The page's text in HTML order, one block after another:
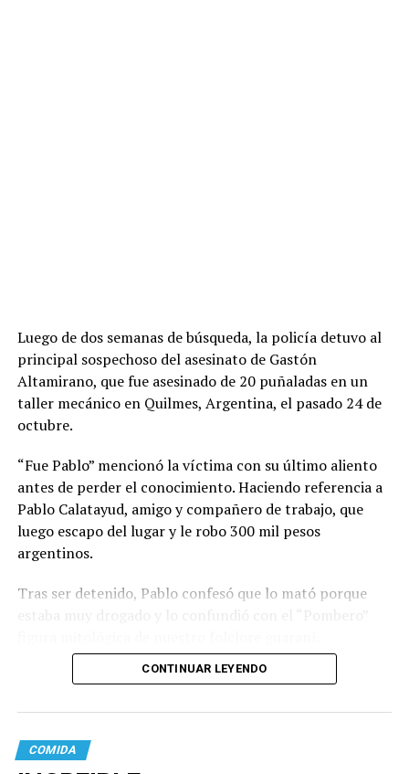
Luego de dos semanas de búsqueda, la policía detuvo al
principal sospechoso del asesinato de Gastón
Altamirano, que fue asesinado de 20 puñaladas en un
taller mecánico en Quilmes, Argentina, el pasado 24 de
octubre.
“Fue Pablo” mencionó la víctima con su último aliento
antes de perder el conocimiento. Haciendo referencia a
Pablo Calatayud, amigo y compañero de trabajo, que
luego escapo del lugar y le robo 300 mil pesos
argentinos.
Tras ser detenido, Pablo confesó que lo mató porque
CONTINUAR LEYENDO
COMIDA